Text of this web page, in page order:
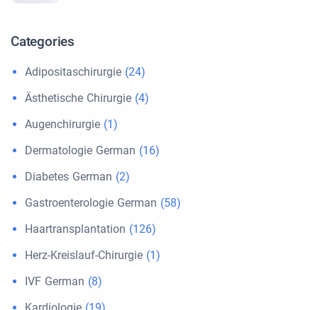
Categories
Adipositaschirurgie (24)
Ästhetische Chirurgie (4)
Augenchirurgie (1)
Dermatologie German (16)
Diabetes German (2)
Gastroenterologie German (58)
Haartransplantation (126)
Herz-Kreislauf-Chirurgie (1)
IVF German (8)